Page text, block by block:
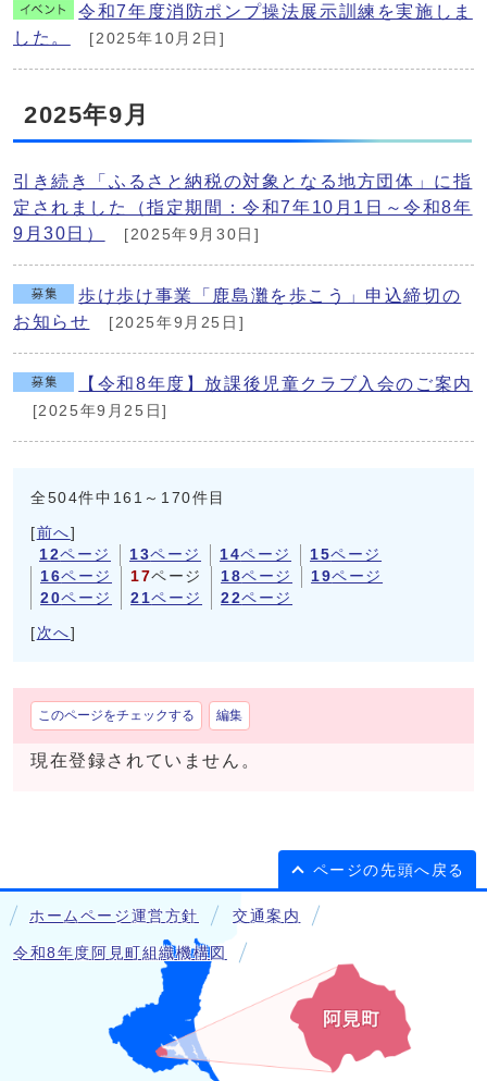
令和7年度消防ポンプ操法展示訓練を実施しま
した。
[2025年10月2日]
2025年9月
引き続き「ふるさと納税の対象となる地方団体」に指
定されました（指定期間：令和7年10月1日～令和8年
9月30日）
[2025年9月30日]
歩け歩け事業「鹿島灘を歩こう」申込締切の
お知らせ
[2025年9月25日]
【令和8年度】放課後児童クラブ入会のご案内
[2025年9月25日]
全504件中161～170件目
[前へ]
12ページ 13ページ 14ページ 15ページ
16ページ 17ページ 18ページ 19ページ
20ページ 21ページ 22ページ
[ 次へ]
このページをチェックする 編集
現在登録されていません。
ページの先頭へ戻る
ホームページ運営方針 交通案内
令和8年度阿見町組織機構図